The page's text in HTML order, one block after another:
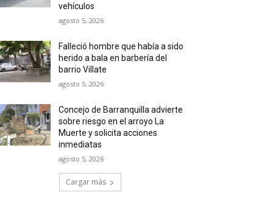
vehículos
agosto 5, 2026
Falleció hombre que había a sido
herido a bala en barbería del
barrio Villate
agosto 5, 2026
Concejo de Barranquilla advierte
sobre riesgo en el arroyo La
Muerte y solicita acciones
inmediatas
agosto 5, 2026
Cargar más